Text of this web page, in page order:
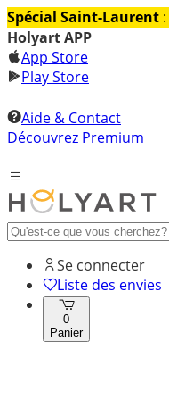
Spécial Saint-Laurent :
Holyart APP
App Store
Play Store
Aide & Contact
Découvrez Premium
Se connecter
Liste des envies
0
Panier